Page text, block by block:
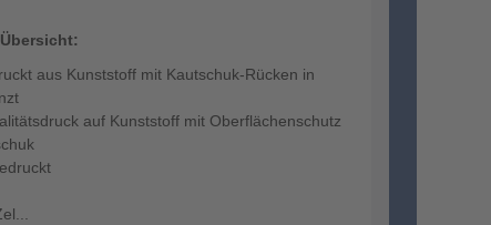
aus Kunststoff mit Kautschuk-Rücken in
auf Kunststoff mit Oberflächenschutz